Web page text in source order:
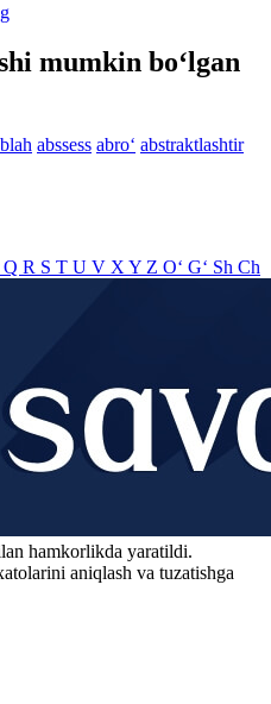
mumkin bo‘lgan
abssess abro‘ abstraktlashtir
Q R S T U V X Y Z O‘ G‘ Sh Ch
hamkorlikda yaratildi.
aniqlash va tuzatishga